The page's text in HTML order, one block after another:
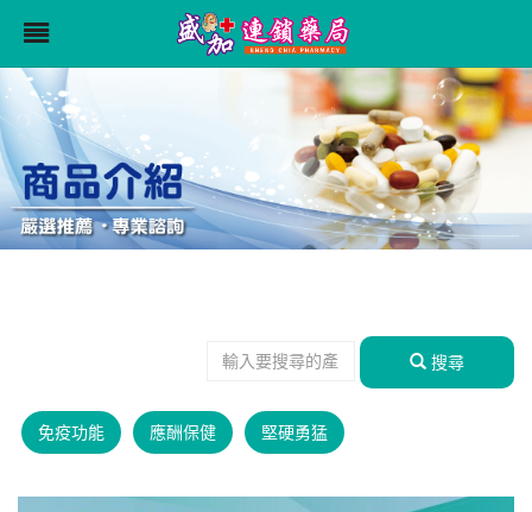
搜尋
免疫功能 應酬保健 堅硬勇猛